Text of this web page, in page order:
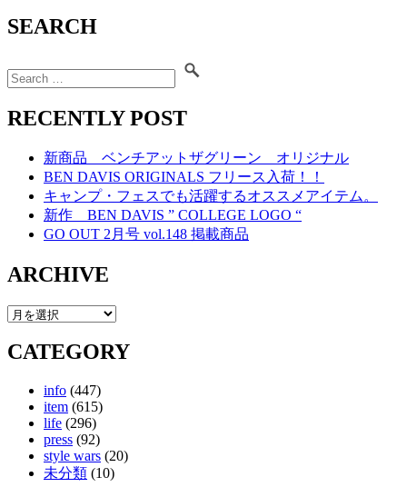
SEARCH
RECENTLY POST
新商品 ベンチアットザグリーン オリジナル
BEN DAVIS ORIGINALS フリース入荷！！
キャンプ・フェスでも活躍するオススメアイテム。
新作 BEN DAVIS ” COLLEGE LOGO “
GO OUT 2月号 vol.148 掲載商品
ARCHIVE
CATEGORY
info (447)
item (615)
life (296)
press (92)
style wars (20)
未分類 (10)